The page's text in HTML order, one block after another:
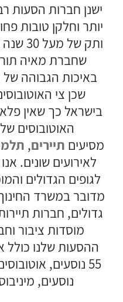
ישנן חברות הסעות
יותר וחלקן טובות
ותק של
שחברת מאיה
באיכות הגבוהה
שכן צי
בישראל כך שאין
האוטובוסים
מסיעים תיירים,
לאירועים שונים.
לגופים הגדולים
מדובר במשרד
גדולים, חברות
מוסדות ציבור
ההסעות שלנו כולל
נוסעים, מיניבוסים